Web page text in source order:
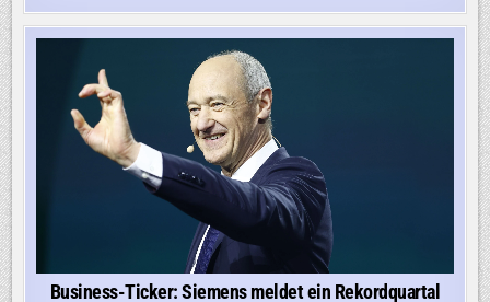
Business-Ticker: Siemens meldet ein Rekordquartal